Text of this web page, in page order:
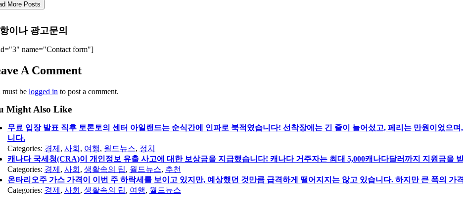
More Posts
이나 광고문의
name="Contact form"]
A Comment
must be logged in to post a comment.
Might Also Like
무료 입장 발표 직후 토론토의 센터 아일랜드는 순식간에 인파로 북적였습니다! 선착장에는 긴 줄이 늘어섰고, 페리는 만원이었으
니다.
Categories: 경제 , 사회 , 여행, 월드뉴스, 정치
캐나다 국세청(CRA)이 개인정보 유출 사고에 대한 보상금을 지급했습니다! 캐나다 거주자는 최대 5,000캐나다달러까지 지원금을
Categories: 경제 , 사회 , 생활속의 팁, 월드뉴스, 추천
온타리오주 가스 가격이 이번 주 하락세를 보이고 있지만, 예상했던 것만큼 급격하게 떨어지지는 않고 있습니다. 하지만 큰 폭의 가
Categories: 경제 , 사회 , 생활속의 팁, 여행, 월드뉴스